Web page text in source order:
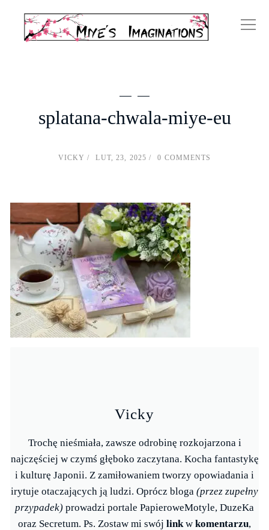
splatana-chwala-miye-eu
VICKY LUT, 23, 2025 0 COMMENTS
Vicky
Trochę nieśmiała, zawsze odrobinę rozkojarzona i
najczęściej w czymś głęboko zaczytana. Kocha fantastykę
i kulturę Japonii. Z zamiłowaniem tworzy opowiadania i
irytuje otaczających ją ludzi. Oprócz bloga (przez zupełny
przypadek) prowadzi portale PapieroweMotyle, DuzeKa
oraz Secretum. Ps. Zostaw mi swój link w komentarzu,